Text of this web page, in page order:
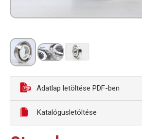
Adatlap letöltése PDF-ben
Katalógusletöltése